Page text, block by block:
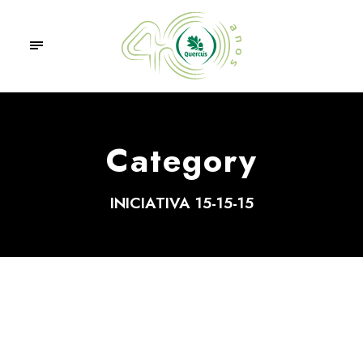
Category
INICIATIVA 15-15-15